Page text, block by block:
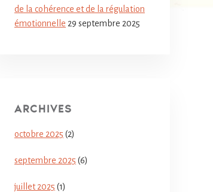
de la cohérence et de la régulation
émotionnelle 29 septembre 2025
ARCHIVES
octobre 2025 (2)
septembre 2025 (6)
juillet 2025 (1)